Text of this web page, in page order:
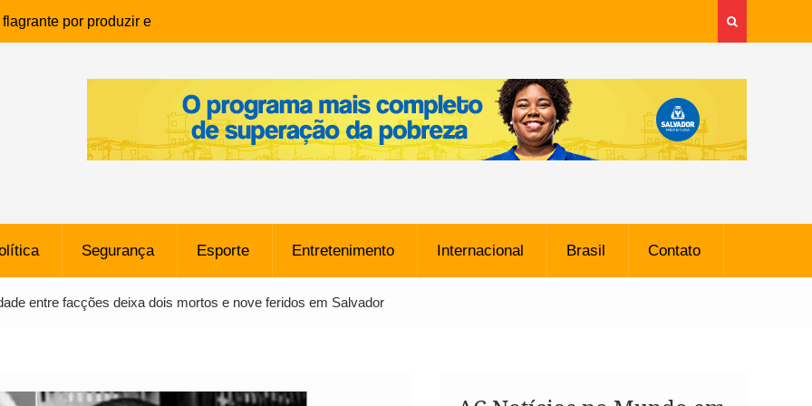
por produzir e
infantil em Eunápolis
morreu após ataque
sem restrições e pode
o Vasco
SpaceX Colide com a Lua
Afirma a Nasa
Segurança Esporte Entretenimento Internacional Brasil Contato
entre facções deixa dois mortos e nove feridos em Salvador